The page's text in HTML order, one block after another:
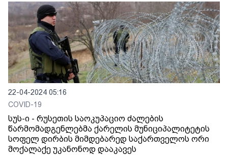
22-04-2024 05:16
COVID-19
სუს-ი - რუსეთის საოკუპაციო ძალების
წარმომადგენლებმა ქარელის მუნიციპალიტეტის
სოფელ დირბის მიმდებარედ საქართველოს ორი
მოქალაქე უკანონოდ დააკავეს